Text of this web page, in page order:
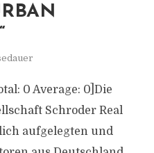
0 Average: 0]Die
Schroder Real
aufgelegten und